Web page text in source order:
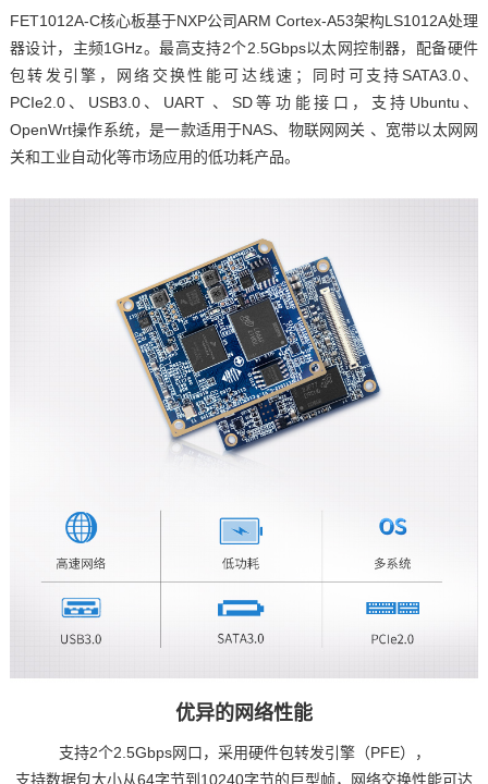
FET1012A-C核心板基于NXP公司ARM Cortex-A53架构LS1012A处理
器设计，主频1GHz。最高支持2个2.5Gbps以太网控制器，配备硬件
包转发引擎，网络交换性能可达线速；同时可支持SATA3.0、
PCIe2.0、USB3.0、UART 、SD等功能接口，支持Ubuntu、
OpenWrt操作系统，是一款适用于NAS、 物联网网关 、宽带以太网网
关和工业自动化等市场应用的低功耗产品。
优异的网络性能
支持2个2.5Gbps网口，采用硬件包转发引擎（PFE），
支持数据包大小从64字节到10240字节的巨型帧，网络交换性能可达